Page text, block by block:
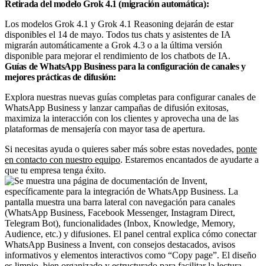
Retirada del modelo Grok 4.1 (migración automática):
Los modelos Grok 4.1 y Grok 4.1 Reasoning dejarán de estar
disponibles el 14 de mayo. Todos tus chats y asistentes de IA
migrarán automáticamente a Grok 4.3 o a la última versión
disponible para mejorar el rendimiento de los chatbots de IA.
Guías de WhatsApp Business para la configuración de canales y
mejores prácticas de difusión:
Explora nuestras nuevas guías completas para configurar canales de
WhatsApp Business y lanzar campañas de difusión exitosas,
maximiza la interacción con los clientes y aprovecha una de las
plataformas de mensajería con mayor tasa de apertura.
Si necesitas ayuda o quieres saber más sobre estas novedades, ponte
en contacto con nuestro equipo. Estaremos encantados de ayudarte a
que tu empresa tenga éxito.